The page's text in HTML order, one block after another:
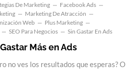
De Marketing
Facebook Ads
Marketing De Atracción
Web
Plus Marketing
SEO Para Negocios Sin Gastar En Ads
Más en Ads
no ves los resultados que esperas? O